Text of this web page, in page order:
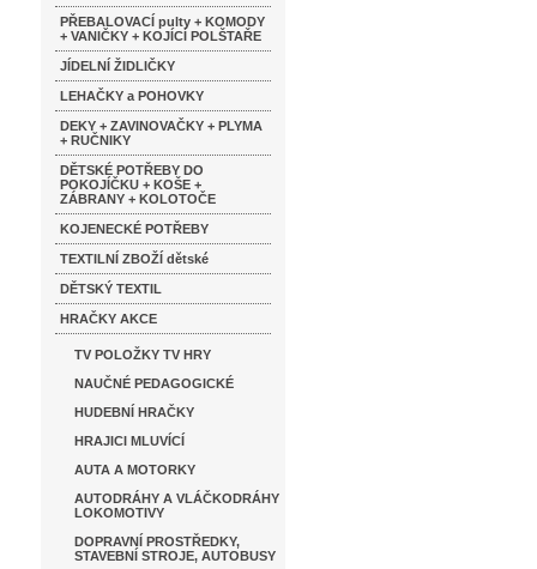
PŘEBALOVACÍ pulty + KOMODY
+ VANIČKY + KOJÍCÍ POLŠTAŘE
JÍDELNÍ ŽIDLIČKY
LEHAČKY a POHOVKY
DEKY + ZAVINOVAČKY + PLYMA
+ RUČNIKY
DĚTSKÉ POTŘEBY DO
POKOJÍČKU + KOŠE +
ZÁBRANY + KOLOTOČE
KOJENECKÉ POTŘEBY
TEXTILNÍ ZBOŽÍ dětské
DĚTSKÝ TEXTIL
HRAČKY AKCE
TV POLOŽKY TV HRY
NAUČNÉ PEDAGOGICKÉ
HUDEBNÍ HRAČKY
HRAJICI MLUVÍCÍ
AUTA A MOTORKY
AUTODRÁHY A VLÁČKODRÁHY
LOKOMOTIVY
DOPRAVNÍ PROSTŘEDKY,
STAVEBNÍ STROJE, AUTOBUSY